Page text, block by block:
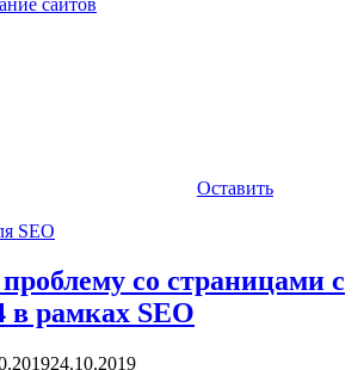
Оставить
со страницами с
в рамках SEO
24.10.2019